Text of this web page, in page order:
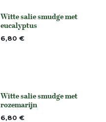
None
Witte salie smudge met
eucalyptus
6,80 €
None
Witte salie smudge met
rozemarijn
6,80 €